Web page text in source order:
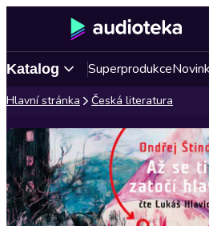
Katalog Superprodukce
Hlavní stránka Česká literatura